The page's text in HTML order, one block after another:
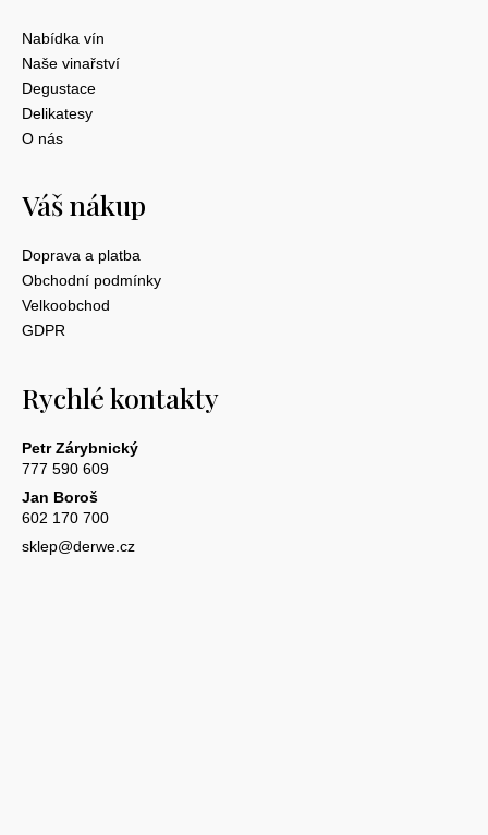
Nabídka vín
Naše vinařství
Degustace
Delikatesy
O nás
Váš nákup
Doprava a platba
Obchodní podmínky
Velkoobchod
GDPR
Rychlé kontakty
Petr Zárybnický
777 590 609
Jan Boroš
602 170 700
sklep@derwe.cz